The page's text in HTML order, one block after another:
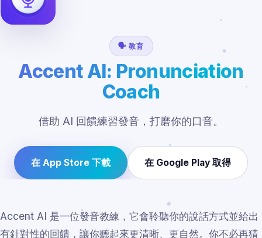
🗣️ 教育
Accent AI: Pronunciation
Coach
借助 AI 回饋練習發音，打磨你的口音。
在 App Store 下載 在 Google Play 取得
Accent AI 是一位發音教練，它會聆聽你的說話方式並給出
有針對性的回饋，讓你聽起來更清晰、更自然。你不必再猜